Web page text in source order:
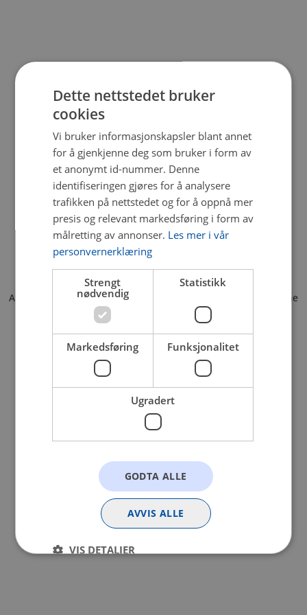
Application error: a client-side exception has occurred (see the
browser console for more information).
Dette nettstedet bruker
cookies
Vi bruker informasjonskapsler blant annet
for å gjenkjenne deg som bruker i form av
et anonymt id-nummer. Denne
identifiseringen gjøres for å analysere
trafikken på nettstedet og for å oppnå mer
presis og relevant markedsføring i form av
målretting av annonser. Les mer i vår
personvernerklæring
Strengt
nødvendig
Statistikk
Markedsføring Funksjonalitet
Ugradert
GODTA ALLE
AVVIS ALLE
VIS DETALJER